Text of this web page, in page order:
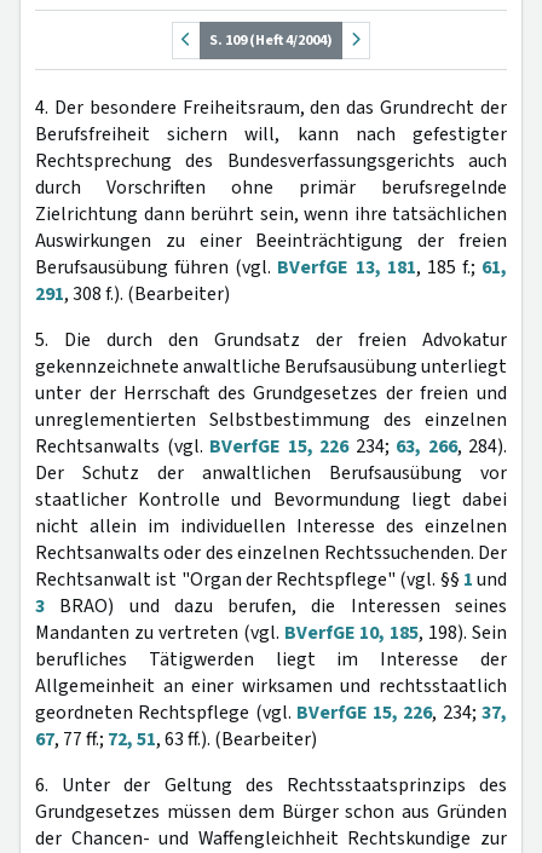
S. 109 (Heft 4/2004)
4. Der besondere Freiheitsraum, den das Grundrecht der
Berufsfreiheit sichern will, kann nach gefestigter
Rechtsprechung des Bundesverfassungsgerichts auch
durch Vorschriften ohne primär berufsregelnde
Zielrichtung dann berührt sein, wenn ihre tatsächlichen
Auswirkungen zu einer Beeinträchtigung der freien
Berufsausübung führen (vgl. BVerfGE 13, 181, 185 f.; 61,
291, 308 f.). (Bearbeiter)
5. Die durch den Grundsatz der freien Advokatur
gekennzeichnete anwaltliche Berufsausübung unterliegt
unter der Herrschaft des Grundgesetzes der freien und
unreglementierten Selbstbestimmung des einzelnen
Rechtsanwalts (vgl. BVerfGE 15, 226234; 63, 266, 284).
Der Schutz der anwaltlichen Berufsausübung vor
staatlicher Kontrolle und Bevormundung liegt dabei
nicht allein im individuellen Interesse des einzelnen
Rechtsanwalts oder des einzelnen Rechtssuchenden. Der
Rechtsanwalt ist "Organ der Rechtspflege" (vgl. §§ 1und
3 BRAO) und dazu berufen, die Interessen seines
Mandanten zu vertreten (vgl. BVerfGE 10, 185, 198). Sein
berufliches Tätigwerden liegt im Interesse der
Allgemeinheit an einer wirksamen und rechtsstaatlich
geordneten Rechtspflege (vgl. BVerfGE 15, 226, 234;37,
67, 77 ff.; 72, 51, 63 ff.). (Bearbeiter)
6. Unter der Geltung des Rechtsstaatsprinzips des
Grundgesetzes müssen dem Bürger schon aus Gründen
der Chancen- und Waffengleichheit Rechtskundige zur